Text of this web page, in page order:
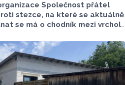
Společnost přátel
stezce, na které se aktuálně
se má o chodník mezi vrcholy
příroda jen poškodí, chodník
nutný.